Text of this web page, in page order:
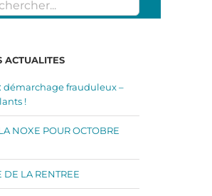
ACTUALITES
démarchage frauduleux –
!
NOXE POUR OCTOBRE
DE LA RENTREE